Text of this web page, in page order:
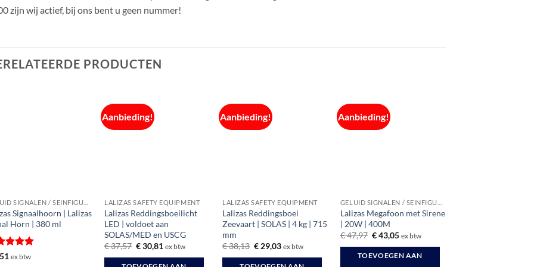
zijn wij actief, bij ons bent u geen nummer!
PRODUCTEN
Signaalhoorn | Lalizas
Horn | 380 ml
ex btw
Aanbieding!
LALIZAS SAFETY EQUIPMENT
Lalizas Reddingsboeilicht
LED | voldoet aan
SOLAS/MED en USCG
€37,57 Oorspronkelijke
prijs
was:
€30,81Huidige
is:
ex btw
Aanbieding!
LALIZAS SAFETY EQUIPMENT
Lalizas Reddingsboei
Zeevaart | SOLAS | 4 kg | 715
mm
€38,13 Oorspronkelijke
prijs
was:
€ 29,03Huidige
is:
ex btw
Aanbieding!
Lalizas Megafoon met Sirene
| 20W | 400M
€47,97 Oorspronkelijke
prijs
was:
€ 47,97.
€43,05Huidige
is:
€ 43,05.
ex btw
TOEVOEGEN AAN